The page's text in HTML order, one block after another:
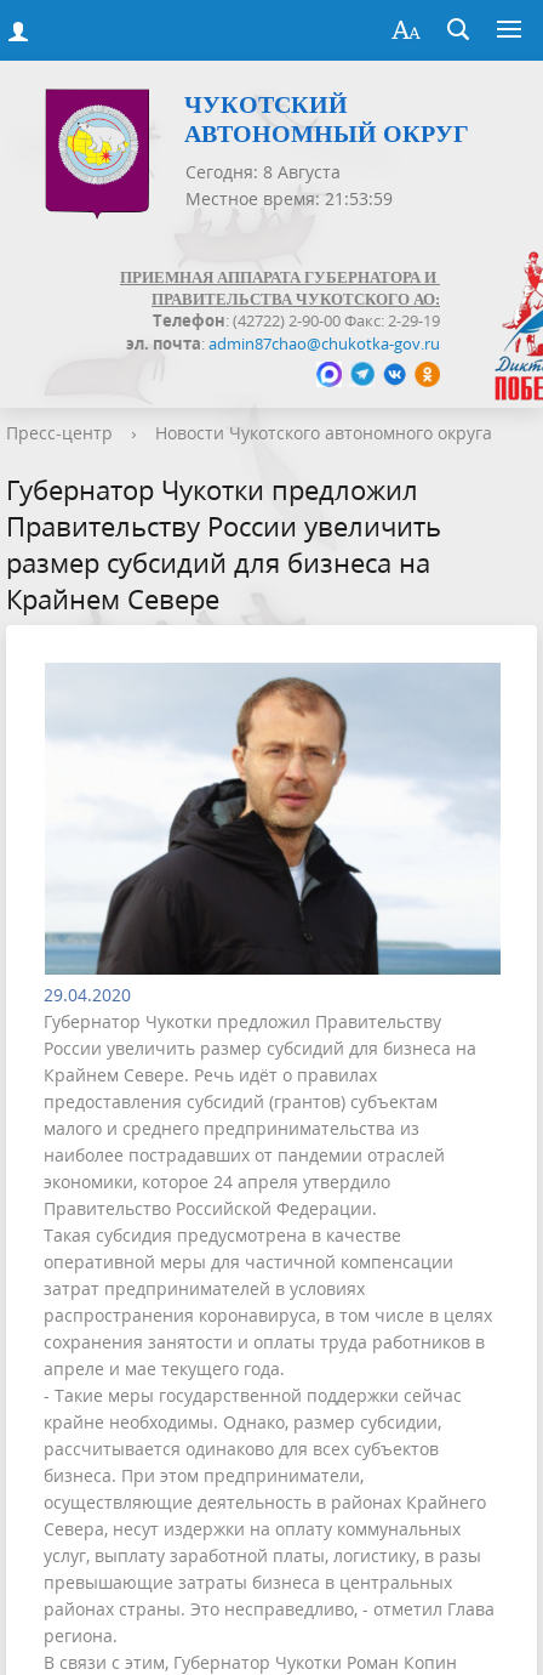
ЧУКОТСКИЙ
АВТОНОМНЫЙ ОКРУГ
Сегодня: 8 Августа
Местное время: 21:53:59
ПРИЕМНАЯ АППАРАТА ГУБЕРНАТОРА И
ПРАВИТЕЛЬСТВА ЧУКОТСКОГО АО:
Телефон: (42722) 2-90-00 Факс: 2-29-19
эл. почта:admin87chao@chukotka-gov.ru
Пресс-центр › Новости Чукотского автономного округа
Губернатор Чукотки предложил
Правительству России увеличить
размер субсидий для бизнеса на
Крайнем Севере
29.04.2020
Губернатор Чукотки предложил Правительству
России увеличить размер субсидий для бизнеса на
Крайнем Севере. Речь идёт о правилах
предоставления субсидий (грантов) субъектам
малого и среднего предпринимательства из
наиболее пострадавших от пандемии отраслей
экономики, которое 24 апреля утвердило
Правительство Российской Федерации.
Такая субсидия предусмотрена в качестве
оперативной меры для частичной компенсации
затрат предпринимателей в условиях
распространения коронавируса, в том числе в целях
сохранения занятости и оплаты труда работников в
апреле и мае текущего года.
- Такие меры государственной поддержки сейчас
крайне необходимы. Однако, размер субсидии,
рассчитывается одинаково для всех субъектов
бизнеса. При этом предприниматели,
осуществляющие деятельность в районах Крайнего
Севера, несут издержки на оплату коммунальных
услуг, выплату заработной платы, логистику, в разы
превышающие затраты бизнеса в центральных
районах страны. Это несправедливо, - отметил Глава
региона.
В связи с этим, Губернатор Чукотки Роман Копин